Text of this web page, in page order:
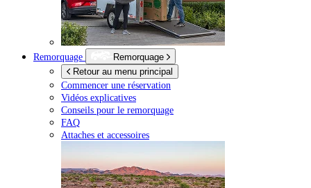
Remorquage
Remorquage
Retour au menu principal
Commencer une réservation
Vidéos explicatives
Conseils pour le remorquage
FAQ
Attaches et accessoires